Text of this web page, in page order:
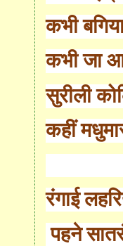
कभी
कभी जा
सुरीली
कहीं
रंगाई
पहने